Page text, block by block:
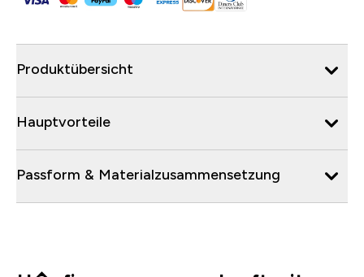
Produktübersicht
Hauptvorteile
Passform & Materialzusammensetzung